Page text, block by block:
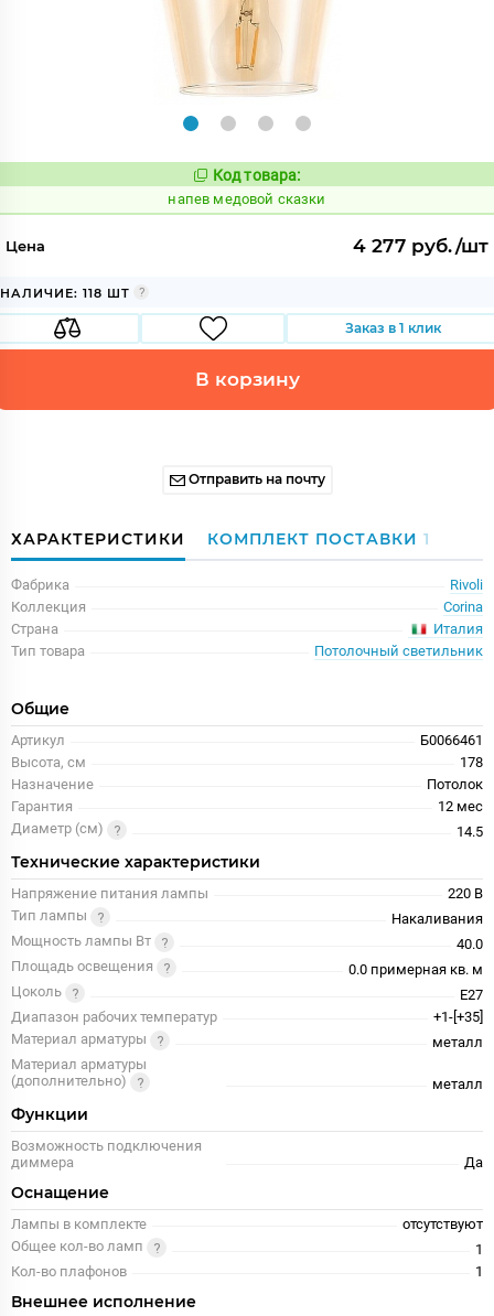
Код:
1085090
Код товара:
напев медовой сказки
Цена 4 277 руб./шт
НАЛИЧИЕ: 118 ШТ
Заказ в 1 клик
В корзину
Отправить на почту
ХАРАКТЕРИСТИКИ КОМПЛЕКТ ПОСТАВКИ 1
Фабрика
Rivoli
Коллекция
Corina
Страна
Италия
Тип товара
Потолочный светильник
Общие
Артикул
Б0066461
Высота, см
178
Назначение
Потолок
Гарантия
12 меc
Диаметр (см)
14.5
Технические характеристики
Напряжение питания лампы
220 В
Тип лампы
Накаливания
Мощность лампы Вт
40.0
Площадь освещения
0.0 примерная кв. м
Цоколь
E27
Диапазон рабочих температур
+1-[+35]
Материал арматуры
металл
Материал арматуры
(дополнительно)
металл
Функции
Возможность подключения
диммера
Да
Оснащение
Лампы в комплекте
отсутствуют
Общее кол-во ламп
1
Кол-во плафонов
1
Внешнее исполнение